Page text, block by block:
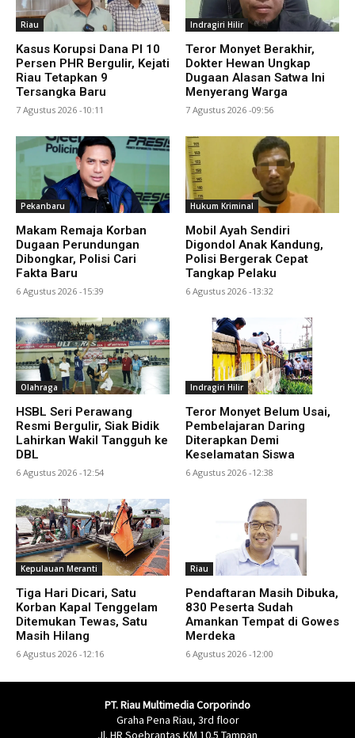
Riau
Kasus Korupsi Dana PI 10
Persen PHR Bergulir, Kejati
Riau Tetapkan 9
Tersangka Baru
7 Agustus 2026 -10:11
Indragiri Hilir
Teror Monyet Berakhir,
Dokter Hewan Ungkap
Dugaan Alasan Satwa Ini
Menyerang Warga
7 Agustus 2026 -09:56
Pekanbaru
Makam Remaja Korban
Dugaan Perundungan
Dibongkar, Polisi Cari
Fakta Baru
6 Agustus 2026 -15:39
Hukum Kriminal
Mobil Ayah Sendiri
Digondol Anak Kandung,
Polisi Bergerak Cepat
Tangkap Pelaku
6 Agustus 2026 -13:32
Olahraga
HSBL Seri Perawang
Resmi Bergulir, Siak Bidik
Lahirkan Wakil Tangguh ke
DBL
6 Agustus 2026 -12:54
Indragiri Hilir
Teror Monyet Belum Usai,
Pembelajaran Daring
Diterapkan Demi
Keselamatan Siswa
6 Agustus 2026 -12:38
Kepulauan Meranti
Tiga Hari Dicari, Satu
Korban Kapal Tenggelam
Ditemukan Tewas, Satu
Masih Hilang
6 Agustus 2026 -12:16
Riau
Pendaftaran Masih Dibuka,
830 Peserta Sudah
Amankan Tempat di Gowes
Merdeka
6 Agustus 2026 -12:00
PT. Riau Multimedia Corporindo
Graha Pena Riau, 3rd floor
Jl. HR Soebrantas KM 10.5 Tampan